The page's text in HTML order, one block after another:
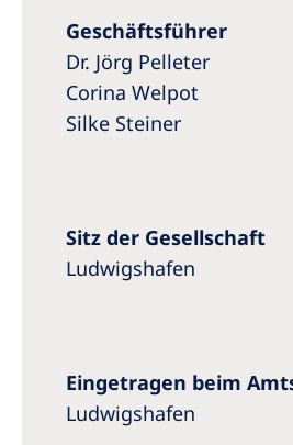
Asia Pacific
Australia
Philippines
United States of America
NephroCare International
Geschäftsführer
Dr. Jörg Pelleter
Corina Welpot
Silke Steiner
Sitz der Gesellschaft
Ludwigshafen
Eingetragen beim
Ludwigshafen